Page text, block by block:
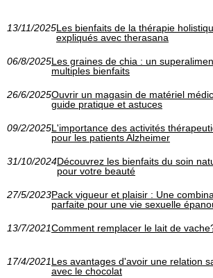
13/11/2025Les bienfaits de la thérapie
expliqués avec therasana
06/8/2025Les graines de chia : un
multiples bienfaits
26/6/2025Ouvrir un magasin de matériel
guide pratique et astuces
09/2/2025L'importance des activités
pour les patients Alzheimer
31/10/2024Découvrez les bienfaits du soin
pour votre beauté
27/5/2023Pack vigueur et plaisir : Une
parfaite pour une vie sexuelle
13/7/2021Comment remplacer le lait de
17/4/2021Les avantages d'avoir une relation
avec le chocolat